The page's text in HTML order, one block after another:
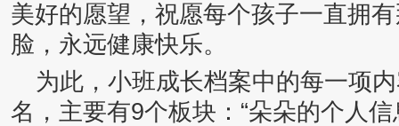
美好的愿望，祝愿每个孩子一直拥
脸，永远健康快乐。
为此，小班成长档案中的每一项
名，主要有9个板块：“朵朵的个人